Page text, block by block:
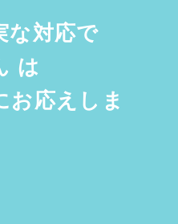
な対応で
は
お応えしま